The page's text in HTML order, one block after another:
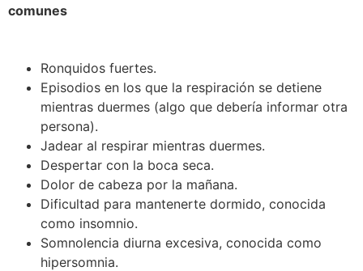
comunes
Ronquidos fuertes.
Episodios en los que la respiración se detiene
mientras duermes (algo que debería informar otra
persona).
Jadear al respirar mientras duermes.
Despertar con la boca seca.
Dolor de cabeza por la mañana.
Dificultad para mantenerte dormido, conocida
como insomnio.
Somnolencia diurna excesiva, conocida como
hipersomnia.